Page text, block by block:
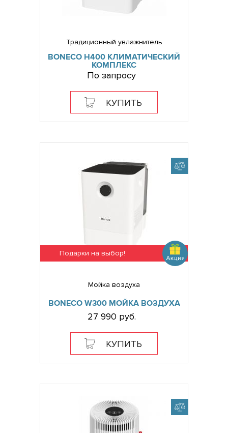
Традиционный увлажнитель
BONECO H400 КЛИМАТИЧЕСКИЙ
КОМПЛЕКС
По запросу
КУПИТЬ
Подарки на выбор!
Мойка воздуха
BONECO W300 МОЙКА ВОЗДУХА
27 990 руб.
КУПИТЬ